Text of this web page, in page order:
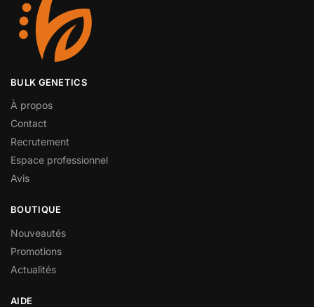
BULK GENETICS
À propos
Contact
Recrutement
Espace professionnel
Avis
BOUTIQUE
Nouveautés
Promotions
Actualités
AIDE